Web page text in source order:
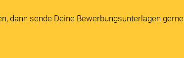
dann sende Deine Bewerbungsunterlagen gerne